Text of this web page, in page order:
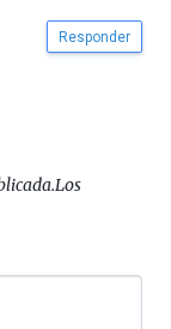
Responder
Los